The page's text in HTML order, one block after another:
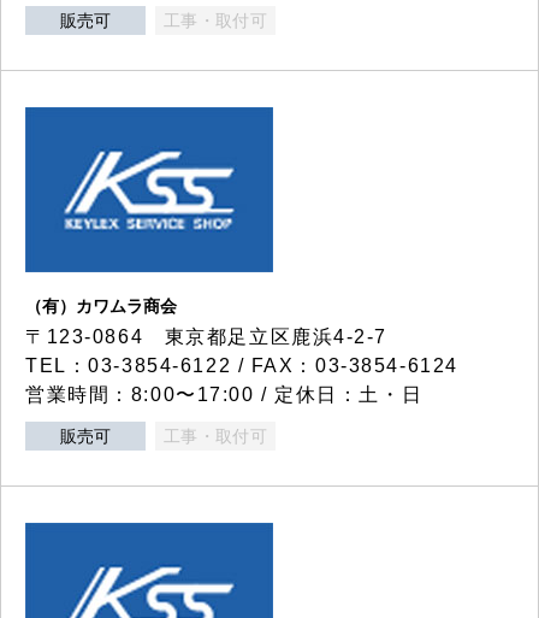
販売可 工事・取付可
（有）カワムラ商会
〒123-0864 東京都足立区鹿浜4-2-7
TEL：03-3854-6122 / FAX：03-3854-6124
営業時間：8:00〜17:00 / 定休日：土・日
販売可 工事・取付可